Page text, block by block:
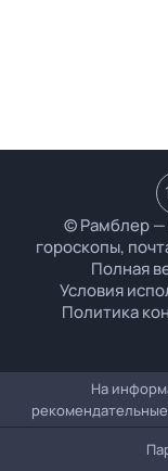
© Рамблер —
гороскопы,
Полная
Условия
Политика
На